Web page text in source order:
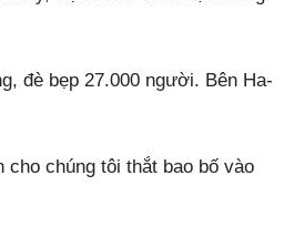
đè bẹp 27.000 người. Bên Ha-
chúng tôi thắt bao bố vào